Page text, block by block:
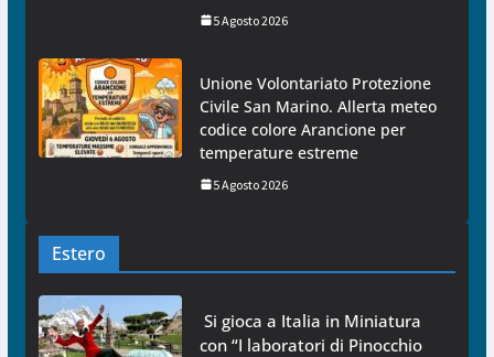
5 Agosto 2026
Unione Volontariato Protezione
Civile San Marino. Allerta meteo
codice colore Arancione per
temperature estreme
5 Agosto 2026
Estero
Si gioca a Italia in Miniatura
con “I laboratori di Pinocchio